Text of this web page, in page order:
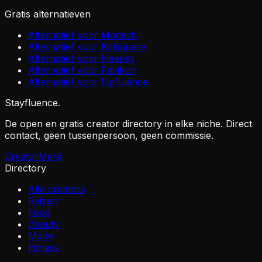
Gratis alternatieven
Alternatief voor Modash
Alternatief voor Kolsquare
Alternatief voor Heepsy
Alternatief voor Favikon
Alternatief voor Upfluence
Stayfluence.
De open en gratis creator directory in elke niche. Direct
contact, geen tussenpersoon, geen commissie.
CreatorMerk
Directory
Alle creators
Reizen
Food
Beauty
Mode
Fitness